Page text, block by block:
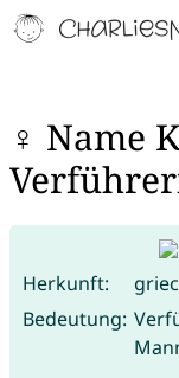
♀ Name
Herkunft:
Bedeutung: